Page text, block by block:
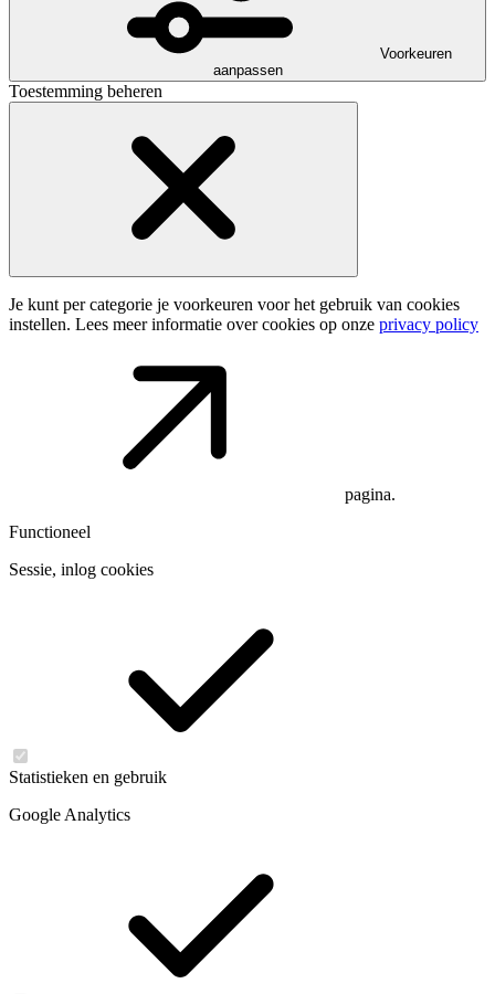
Voorkeuren
aanpassen
Toestemming beheren
Je kunt per categorie je voorkeuren voor het gebruik van cookies
instellen. Lees meer informatie over cookies op onze privacy policy
pagina.
Functioneel
Sessie, inlog cookies
Statistieken en gebruik
Google Analytics